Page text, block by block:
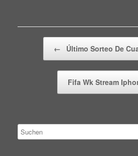
← Último Sorteo De
Fifa Wk Stream